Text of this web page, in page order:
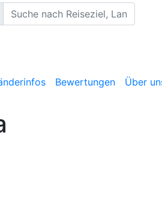
Bewertungen Über